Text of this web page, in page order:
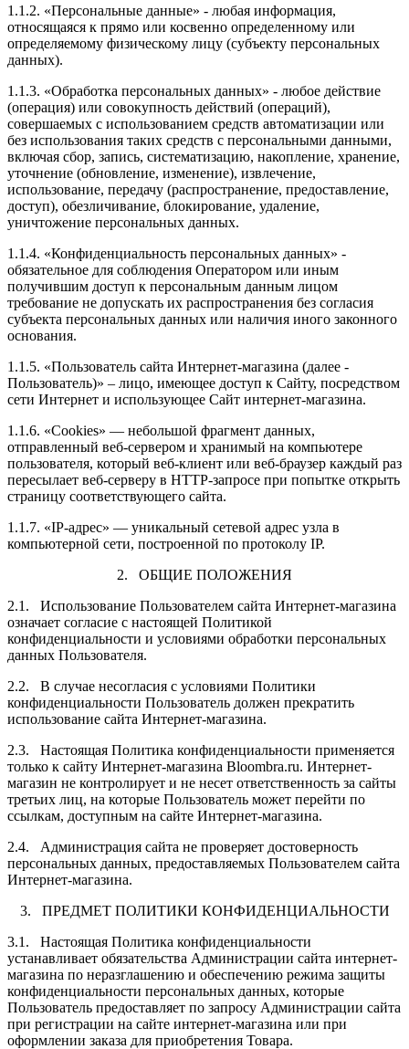
1.1.2. «Персональные данные» - любая информация,
относящаяся к прямо или косвенно определенному или
определяемому физическому лицу (субъекту персональных
данных).
1.1.3. «Обработка персональных данных» - любое действие
(операция) или совокупность действий (операций),
совершаемых с использованием средств автоматизации или
без использования таких средств с персональными данными,
включая сбор, запись, систематизацию, накопление, хранение,
уточнение (обновление, изменение), извлечение,
использование, передачу (распространение, предоставление,
доступ), обезличивание, блокирование, удаление,
уничтожение персональных данных.
1.1.4. «Конфиденциальность персональных данных» -
обязательное для соблюдения Оператором или иным
получившим доступ к персональным данным лицом
требование не допускать их распространения без согласия
субъекта персональных данных или наличия иного законного
основания.
1.1.5. «Пользователь сайта Интернет-магазина (далее ‑
Пользователь)» – лицо, имеющее доступ к Сайту, посредством
сети Интернет и использующее Сайт интернет-магазина.
1.1.6. «Cookies» — небольшой фрагмент данных,
отправленный веб-сервером и хранимый на компьютере
пользователя, который веб-клиент или веб-браузер каждый раз
пересылает веб-серверу в HTTP-запросе при попытке открыть
страницу соответствующего сайта.
1.1.7. «IP-адрес» — уникальный сетевой адрес узла в
компьютерной сети, построенной по протоколу IP.
2. ОБЩИЕ ПОЛОЖЕНИЯ
2.1. Использование Пользователем сайта Интернет-магазина
означает согласие с настоящей Политикой
конфиденциальности и условиями обработки персональных
данных Пользователя.
2.2. В случае несогласия с условиями Политики
конфиденциальности Пользователь должен прекратить
использование сайта Интернет-магазина.
2.3. Настоящая Политика конфиденциальности применяется
только к сайту Интернет-магазина Bloombra.ru. Интернет-
магазин не контролирует и не несет ответственность за сайты
третьих лиц, на которые Пользователь может перейти по
ссылкам, доступным на сайте Интернет-магазина.
2.4. Администрация сайта не проверяет достоверность
персональных данных, предоставляемых Пользователем сайта
Интернет-магазина.
3. ПРЕДМЕТ ПОЛИТИКИ КОНФИДЕНЦИАЛЬНОСТИ
3.1. Настоящая Политика конфиденциальности
устанавливает обязательства Администрации сайта интернет-
магазина по неразглашению и обеспечению режима защиты
конфиденциальности персональных данных, которые
Пользователь предоставляет по запросу Администрации сайта
при регистрации на сайте интернет-магазина или при
оформлении заказа для приобретения Товара.
чашкой
Бюстгальтер push up
Бюстгальтер балконет
Бюстгальтер для кормления
Бюстгальтер минимайзер
Все бюстгальтеры
Бюстгальтер Corin
Купальники Nicole Olivier
Все купальники
рекомендуем снять следующие ниже мерки
помощи сантиметровой ленты.
Открыть видеоинструкцию
ВАМ ПОТРЕБУЕТСЯ СДЕЛАТЬ ЗАМЕРЫ
1
ПО ГРУДИ, ПО ВЫСТУПАЮЩИМ ТОЧКАМ
2
ПОД ГРУДЬЮ, ОБЯЗАТЕЛЬНО ТУГО
Пожалуйста, следите, чтобы сантиметровая
Услуги
О компании
Помощь
Помощь в подборе
Доставка
Оплата
Бонусная программа
Частые вопросы
Обмен и возврат
Запись в шоу-рум